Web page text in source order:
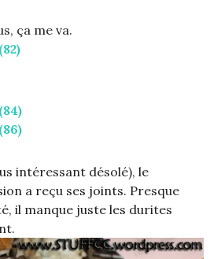
ça me va.
intéressant désolé), le
a reçu ses joints. Presque
il manque juste les durites